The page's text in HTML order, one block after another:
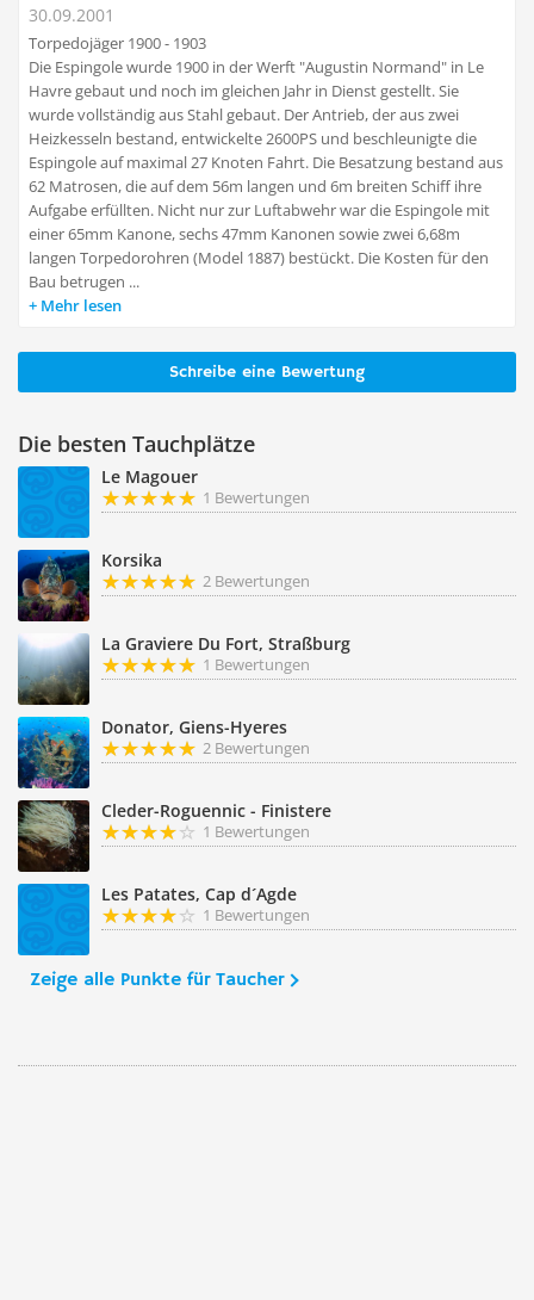
30.09.2001
Torpedojäger 1900 - 1903
Die Espingole wurde 1900 in der Werft "Augustin Normand" in Le
Havre gebaut und noch im gleichen Jahr in Dienst gestellt. Sie
wurde vollständig aus Stahl gebaut. Der Antrieb, der aus zwei
Heizkesseln bestand, entwickelte 2600PS und beschleunigte die
Espingole auf maximal 27 Knoten Fahrt. Die Besatzung bestand aus
62 Matrosen, die auf dem 56m langen und 6m breiten Schiff ihre
Aufgabe erfüllten. Nicht nur zur Luftabwehr war die Espingole mit
einer 65mm Kanone, sechs 47mm Kanonen sowie zwei 6,68m
langen Torpedorohren (Model 1887) bestückt. Die Kosten für den
Bau betrugen ...
Mehr lesen
Schreibe eine Bewertung
Die besten Tauchplätze
Le Magouer
1 Bewertungen
Korsika
2 Bewertungen
La Graviere Du Fort, Straßburg
1 Bewertungen
Donator, Giens-Hyeres
2 Bewertungen
Cleder-Roguennic - Finistere
1 Bewertungen
Les Patates, Cap d´Agde
1 Bewertungen
Zeige alle Punkte für Taucher